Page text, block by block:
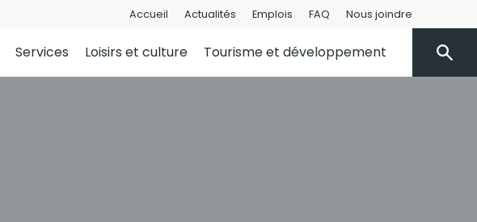
Accueil Actualités Emplois FAQ Nous joindre
Services Loisirs et culture Tourisme et développement